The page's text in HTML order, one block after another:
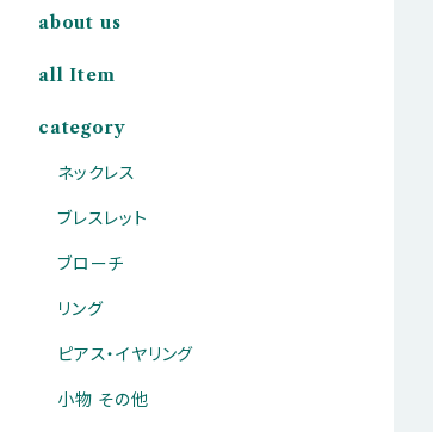
about us
all Item
category
ネックレス
ブレスレット
ブローチ
リング
ピアス・イヤリング
小物 その他